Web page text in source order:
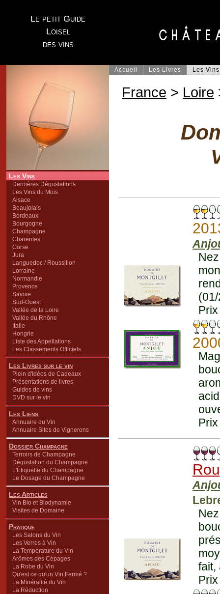
Le petit Guide
Loisel
des vins
Les Vins
Dernières Dégustations
Les Vins du Mois
Alsace
Beaujolais
Bordeaux
Bourgogne
Champagne
Charentes
Corse
Jura
Languedoc / Roussillon
Lorraine
Normandie
Provence
Savoie
Sud-Ouest
Vallée de la Loire
Vallée du Rhône
Italie
Hongrie
Liste des Appellations
Les Classements Officiels
Les Livres sur le vin
Plein d'Idées de Cadeaux
Présentations de livres
Guides de vins
DVD sur le vin
Les Liens
Annuaire du Vin
Annuaire Sites de Vignerons
Dossier Champagne
Terroirs de Champagne
Dégustation du Champagne
L'Étiquette du Champagne
Le Dosage du Champagne
Les Articles
Vin Bio et Biodynamie
Visites de Domaine
Pratique
Les Salons du Vin
Les Verres à Vin
La Température du Vin
Arômes des Cépages
La Robe du Vin
Qu'est ce qu'un Vin Fermé ?
La Minéralité du Vin
La Réduction
Accueil Les Livres Les Vins
France > Loire
fait,